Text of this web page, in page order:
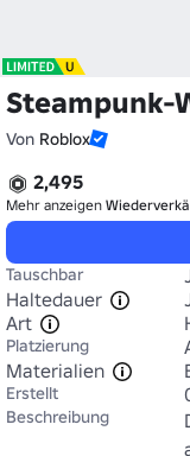
Steampunk-
Von Roblox
2,495
Mehr anzeigen
Tauschbar
Haltedauer
Art
Platzierung
Materialien
Erstellt
Beschreibung